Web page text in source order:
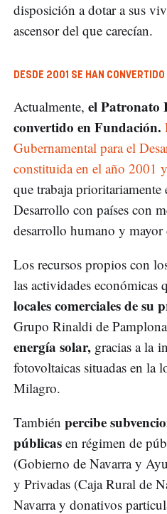
disposición a dotar a sus
ascensor del que carecían.
DESDE 2001 SE HAN CONVERTIDO
Actualmente, el Patronato
convertido en Fundación.
Gubernamental para el
constituida en el año 2001
que trabaja
Desarrollo con países con
desarrollo humano y mayor
Los recursos propios con
las actividades económicas
locales comerciales de su
Grupo Rinaldi de
energía solar, gracias a la
fotovoltaicas situadas en la
Milagro.
También percibe
públicas en régimen de
(Gobierno de Navarra y
y Privadas (Caja Rural de
Navarra y donativos